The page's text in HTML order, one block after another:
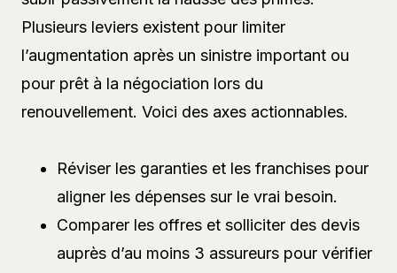
Plusieurs leviers existent pour limiter
l’augmentation après un sinistre important ou
pour prêt à la négociation lors du
renouvellement. Voici des axes actionnables.
Réviser les garanties et les franchises pour
aligner les dépenses sur le vrai besoin.
Comparer les offres et solliciter des devis
auprès d’au moins 3 assureurs pour vérifier